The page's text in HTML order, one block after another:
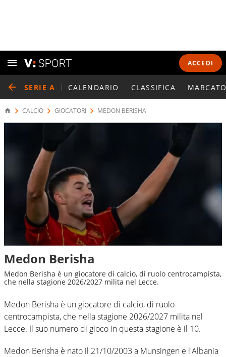
ACCEDI
SERIE A CALENDARIO CLASSIFICA
CALCIO GIOCATORI MEDON BERISHA
Medon Berisha
Medon Berisha è un giocatore di calcio, di ruolo centrocampista,
che nella stagione 2026/2027 milita nel Lecce.
Medon Berisha è un giocatore di calcio, di ruolo
centrocampista, che nella stagione 2026/2027 milita nel
Lecce. Il suo numero di gioco in questa stagione è il 10.
Medon Berisha è nato il 21/10/2003 a Munsingen e l'Albania